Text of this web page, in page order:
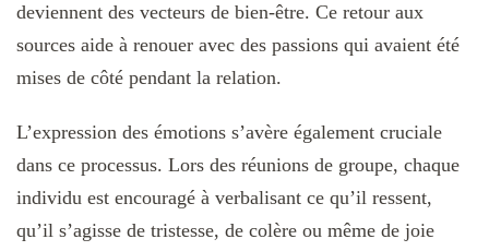
deviennent des vecteurs de bien-être. Ce retour aux
sources aide à renouer avec des passions qui avaient été
mises de côté pendant la relation.
L’expression des émotions s’avère également cruciale
dans ce processus. Lors des réunions de groupe, chaque
individu est encouragé à verbalisant ce qu’il ressent,
qu’il s’agisse de tristesse, de colère ou même de joie